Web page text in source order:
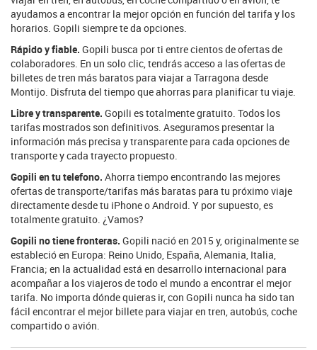
ayudamos a encontrar la mejor opción en función del tarifa y los
horarios. Gopili siempre te da opciones.
Rápido y fiable. Gopili busca por ti entre cientos de ofertas de
colaboradores. En un solo clic, tendrás acceso a las ofertas de
billetes de tren más baratos para viajar a Tarragona desde
Montijo. Disfruta del tiempo que ahorras para planificar tu viaje.
Libre y transparente. Gopili es totalmente gratuito. Todos los
tarifas mostrados son definitivos. Aseguramos presentar la
información más precisa y transparente para cada opciones de
transporte y cada trayecto propuesto.
Gopili en tu telefono. Ahorra tiempo encontrando las mejores
ofertas de transporte/tarifas más baratas para tu próximo viaje
directamente desde tu iPhone o Android. Y por supuesto, es
totalmente gratuito. ¿Vamos?
Gopili no tiene fronteras. Gopili nació en 2015 y, originalmente se
estableció en Europa: Reino Unido, España, Alemania, Italia,
Francia; en la actualidad está en desarrollo internacional para
acompañar a los viajeros de todo el mundo a encontrar el mejor
tarifa. No importa dónde quieras ir, con Gopili nunca ha sido tan
fácil encontrar el mejor billete para viajar en tren, autobús, coche
compartido o avión.